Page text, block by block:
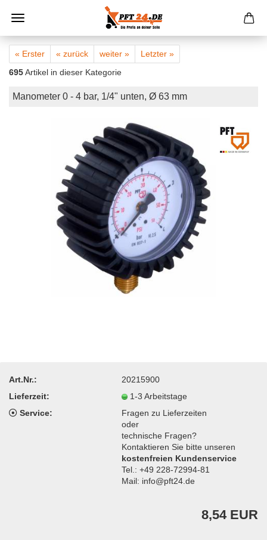
« Erster « zurück weiter »
Letzter »
695Artikel in dieser Kategorie
Manometer 0 - 4 bar, 1/4" unten, Ø 63 mm
Art.Nr.:
20215900
Lieferzeit:
1-3 Arbeitstage
Service:
Fragen zu Lieferzeiten
oder
technische Fragen?
Kontaktieren Sie bitte unseren
kostenfreien Kundenservice
Tel.: +49 228-72994-81
Mail: info@pft24.de
8,54 EUR